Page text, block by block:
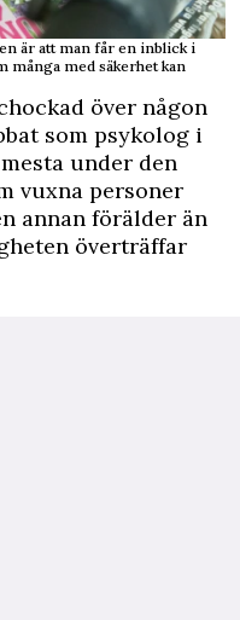
är att man får en inblick i
många med säkerhet kan
över någon
som psykolog i
under den
vuxna personer
annan förälder än
överträffar